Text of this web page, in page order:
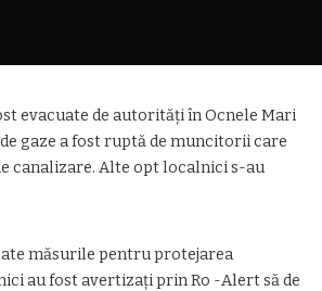
evacuate de autorități în Ocnele Mari
gaze a fost ruptă de muncitorii care
canalizare. Alte opt localnici s-au
măsurile pentru protejarea
au fost avertizați prin Ro -Alert să de